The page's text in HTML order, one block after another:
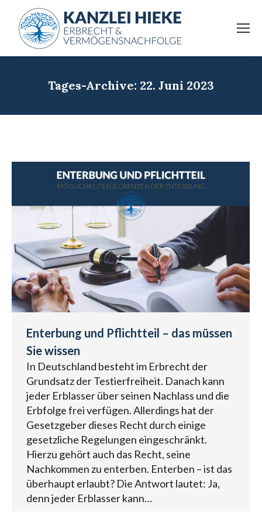
Tages-Archive: 22. Juni 2023
Enterbung und Pflichtteil – das müssen
Sie wissen
In Deutschland besteht im Erbrecht der
Grundsatz der Testierfreiheit. Danach kann
jeder Erblasser über seinen Nachlass und die
Erbfolge frei verfügen. Allerdings hat der
Gesetzgeber dieses Recht durch einige
gesetzliche Regelungen eingeschränkt.
Hierzu gehört auch das Recht, seine
Nachkommen zu enterben. Enterben – ist das
überhaupt erlaubt? Die Antwort lautet: Ja,
denn jeder Erblasser kann…